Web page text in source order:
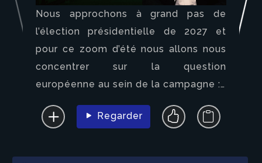
Nous approchons à grand pas de
l’élection présidentielle de 2027 et
pour ce zoom d’été nous allons nous
concentrer sur la question
européenne au sein de la campagne :
- Quelles questions se poser ?
- Quels sont les enjeux ?
Regarder
Video